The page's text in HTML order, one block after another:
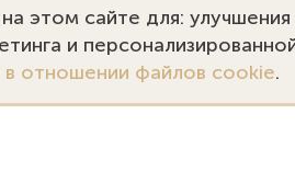
камней влияет на
этом сайте для:
и
в отношении файлов cookie.